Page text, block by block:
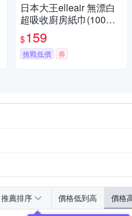
日本大王elleair 無漂白
超吸收廚房紙巾(100抽/
2入)
$159
挑戰低價 券
推薦排序 價格低到高 價格